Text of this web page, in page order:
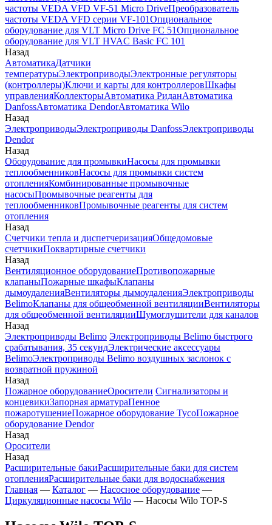
частоты VEDA VFD VF-51 Micro DriveПреобразователь
частоты VEDA VFD серии VF-101Опциональное
оборудование для VLT Micro Drive FC 51Опциональное
оборудование для VLT HVAC Basic FC 101
Назад
АвтоматикаДатчики
температурыЭлектроприводыЭлектронные регуляторы
(контроллеры)Ключи и карты для контроллеровШкафы
управленияКоллекторыАвтоматика РиданАвтоматика
DanfossАвтоматика DendorАвтоматика Wilo
Назад
ЭлектроприводыЭлектроприводы DanfossЭлектроприводы
Dendor
Назад
Оборудование для промывкиНасосы для промывки
теплообменниковНасосы для промывки систем
отопленияКомбинированные промывочные
насосыПромывочные реагенты для
теплообменниковПромывочные реагенты для систем
отопления
Назад
Счетчики тепла и диспетчеризацияОбщедомовые
счетчикиПоквартирные счетчики
Назад
Вентиляционное оборудованиеПротивопожарные
клапаныПожарные шкафыКлапаны
дымоудаленияВентиляторы дымоудаленияЭлектроприводы
BelimoКлапаны для общеобменной вентиляцииВентиляторы
для общеобменной вентиляцииШумоглушители для каналов
Назад
Электроприводы Belimo Электроприводы Belimo быстрого
срабатывания, 35 секундЭлектрические аксессуары
BelimoЭлектроприводы Belimo воздушных заслонок c
возвратной пружиной
Назад
Пожарное оборудованиеОросители Сигнализаторы и
концевикиЗапорная арматураПенное
пожаротушениеПожарное оборудование TycoПожарное
оборудование Dendor
Назад
Оросители
Назад
Расширительные бакиРасширительные баки для систем
отопленияРасширительные баки для водоснабжения
Главная — Каталог — Насосное оборудование —
Циркуляционные насосы Wilo — Насосы Wilo TOP-S